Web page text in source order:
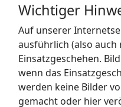
Wichtiger
Auf unserer
ausführlich (also
Einsatzgeschehen.
wenn das
werden keine Bilder
gemacht oder hier